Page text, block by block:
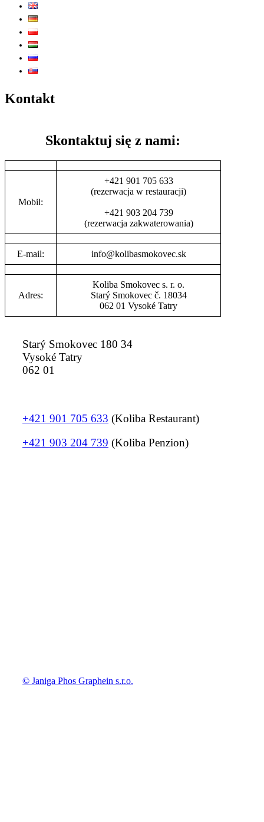
Kontakt
Skontaktuj się z nami:
Mobil:
+421 901 705 633
(rezerwacja w restauracji)
+421 903 204 739
(rezerwacja zakwaterowania)
E-mail: info@kolibasmokovec.sk
Adres:
Koliba Smokovec s. r. o.
Starý Smokovec č. 18034
062 01 Vysoké Tatry
Starý Smokovec 180 34
Vysoké Tatry
062 01
+421 901 705 633 (Koliba Restaurant)
+421 903 204 739 (Koliba Penzion)
© Janiga Phos Graphein s.r.o.